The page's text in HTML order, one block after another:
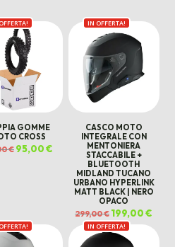
GOMME
CROSS
€ Il
prezzo
95,00€Il
prezzo
95,00 €.
IN OFFERTA!
CASCO MOTO
INTEGRALE CON
MENTONIERA
STACCABILE +
BLUETOOTH
MIDLAND TUCANO
URBANO HYPERLINK
MATT BLACK | NERO
OPACO
299,00€ Il
prezzo
originale
era:
299,00 €.
199,00€
è:
IN OFFERTA!